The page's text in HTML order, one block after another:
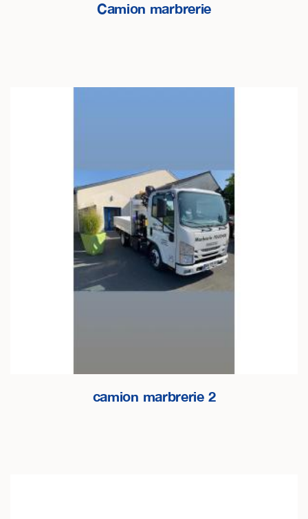
Camion marbrerie
camion marbrerie 2